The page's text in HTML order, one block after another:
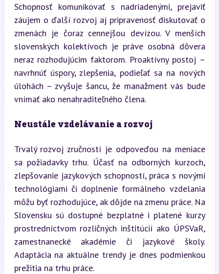
Schopnosť komunikovať s nadriadenými, prejaviť
záujem o ďalší rozvoj aj pripravenosť diskutovať o
zmenách je čoraz cennejšou devízou. V menších
slovenských kolektívoch je práve osobná dôvera
neraz rozhodujúcim faktorom. Proaktívny postoj –
navrhnúť úspory, zlepšenia, podieľať sa na nových
úlohách – zvyšuje šancu, že manažment vás bude
vnímať ako nenahraditeľného člena.
Neustále vzdelávanie a rozvoj
Trvalý rozvoj zručností je odpoveďou na meniace
sa požiadavky trhu. Účasť na odborných kurzoch,
zlepšovanie jazykových schopností, práca s novými
technológiami či doplnenie formálneho vzdelania
môžu byť rozhodujúce, ak dôjde na zmenu práce. Na
Slovensku sú dostupné bezplatné i platené kurzy
prostredníctvom rozličných inštitúcií ako ÚPSVaR,
zamestnanecké akadémie či jazykové školy.
Adaptácia na aktuálne trendy je dnes podmienkou
prežitia na trhu práce.